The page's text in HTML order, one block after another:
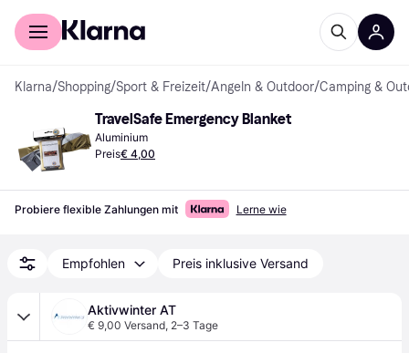
Für Shopper
Klarna/Shopping/Sport & Freizeit/Angeln & Outdoor/Camping &
TravelSafe Emergency Blanket
Aluminium
Preis€ 4,00
Probiere flexible Zahlungen mit Lerne wie
Empfohlen Preis inklusive Versand
Aktivwinter AT
€ 9,00 Versand, 2–3 Tage